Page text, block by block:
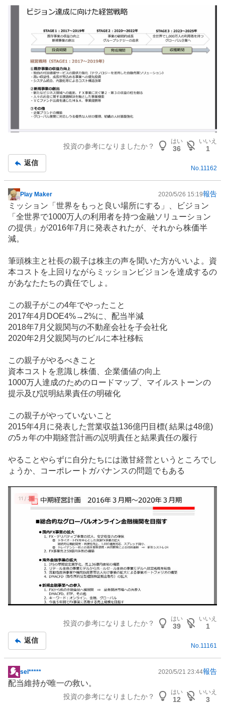
投資の参考になりましたか？
はい
36
いいえ
1
返信
No. 11162
掲
示
記
事
Play Maker 2020/5/26 15:19報告
ミッション「世界をもっと良い場所にする」、ビジョン
「全世界で1000万人の利用者を持つ金融ソリューション
の提供」が2016年7月に発表されたが、それから株価半
減。
筆頭株主と社長の親子は株主の声を聞いた方がいいよ。資
本コストを上回りながらミッションビジョンを達成するの
があなたたちの責任でしょ。
この親子がこの4年でやったこと
2017年4月DOE4%→2%に、配当半減
2018年7月父親関与の不動産会社を子会社化
2020年2月父親関与のビルに本社移転
この親子がやるべきこと
資本コストを意識し株価、企業価値の向上
1000万人達成のためのロードマップ、マイルストーンの
提示及び説明結果責任の明確化
この親子がやっていないこと
2015年4月に発表した営業収益136億円目標( 結果は48億)
の5ヵ年の中期経営計画の説明責任と結果責任の履行
やることやらずに自分たちには激甘経営というところでし
ょうか、コーポレートガバナンスの問題でもある
投資の参考になりましたか？
はい
39
いいえ
1
返信
No. 11161
掲
示
sel***** 2020/5/21 23:44報告
配当維持が唯一の救い。
投資の参考になりましたか？
はい
12
いいえ
3